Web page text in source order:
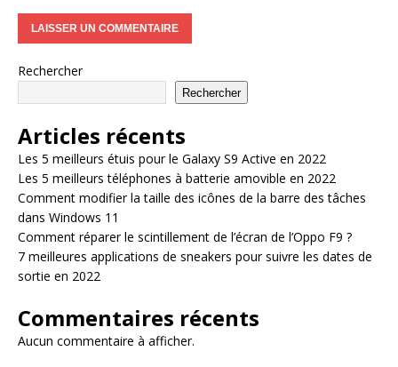
Rechercher
Rechercher
Articles récents
Les 5 meilleurs étuis pour le Galaxy S9 Active en 2022
Les 5 meilleurs téléphones à batterie amovible en 2022
Comment modifier la taille des icônes de la barre des tâches
dans Windows 11
Comment réparer le scintillement de l’écran de l’Oppo F9 ?
7 meilleures applications de sneakers pour suivre les dates de
sortie en 2022
Commentaires récents
Aucun commentaire à afficher.